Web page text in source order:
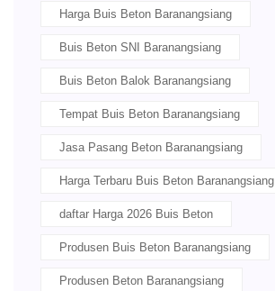
Harga Buis Beton Baranangsiang
Buis Beton SNI Baranangsiang
Buis Beton Balok Baranangsiang
Tempat Buis Beton Baranangsiang
Jasa Pasang Beton Baranangsiang
Harga Terbaru Buis Beton Baranangsiang
daftar Harga 2026 Buis Beton
Produsen Buis Beton Baranangsiang
Produsen Beton Baranangsiang